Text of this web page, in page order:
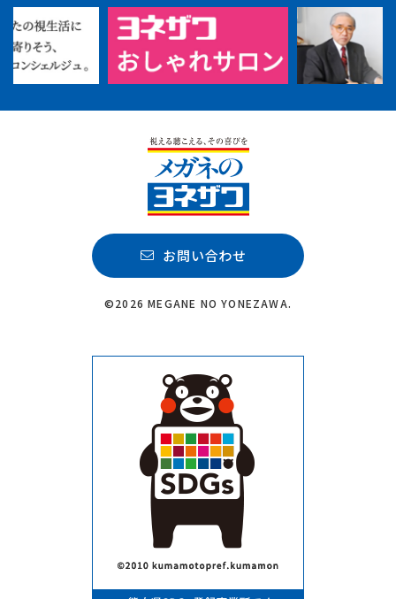
お問い合わせ
©2026 MEGANE NO YONEZAWA.